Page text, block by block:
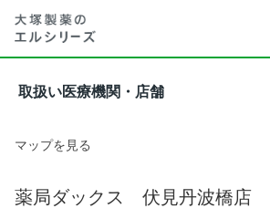
取扱い医療機関・店舗
マップを見る
薬局ダックス 伏見丹波橋店